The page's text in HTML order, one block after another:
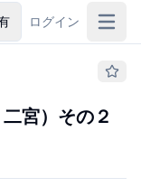
ログイン
宮）その２